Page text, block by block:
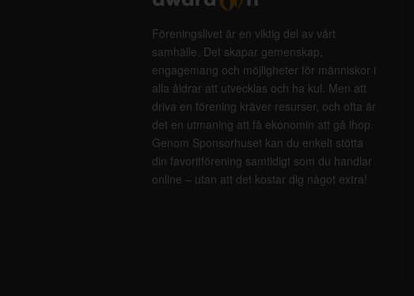
Föreningslivet är en viktig del av vårt
samhälle. Det skapar gemenskap,
engagemang och möjligheter för människor i
alla åldrar att utvecklas och ha kul. Men att
driva en förening kräver resurser, och ofta är
det en utmaning att få ekonomin att gå ihop.
Genom Sponsorhuset kan du enkelt stötta
din favoritförening samtidigt som du handlar
online – utan att det kostar dig något extra!